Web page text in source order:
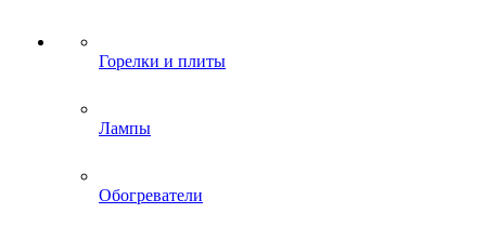
Горелки и плиты
Лампы
Обогреватели